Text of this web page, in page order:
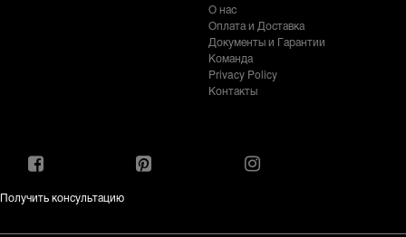
О нас
Оплата и Доставка
Документы и Гарантии
Команда
Privacy Policy
Контакты
Получить консультацию